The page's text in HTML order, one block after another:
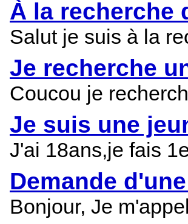
À la recherche
Salut je suis à la
Je recherche
Coucou je
Je suis une
J'ai 18ans,je fais
Demande
Bonjour, Je